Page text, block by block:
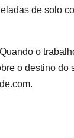
de solo
o
o destino